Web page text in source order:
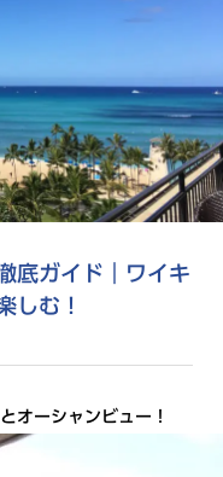
底ガイド｜ワイキ
しむ！
オーシャンビュー！